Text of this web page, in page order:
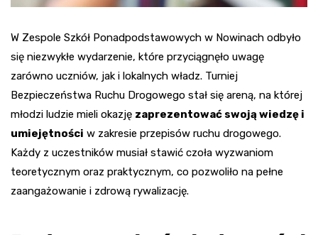
W Zespole Szkół Ponadpodstawowych w Nowinach odbyło
się niezwykłe wydarzenie, które przyciągnęło uwagę
zarówno uczniów, jak i lokalnych władz. Turniej
Bezpieczeństwa Ruchu Drogowego stał się areną, na której
młodzi ludzie mieli okazję zaprezentować swoją wiedzę i
umiejętności w zakresie przepisów ruchu drogowego.
Każdy z uczestników musiał stawić czoła wyzwaniom
teoretycznym oraz praktycznym, co pozwoliło na pełne
zaangażowanie i zdrową rywalizację.